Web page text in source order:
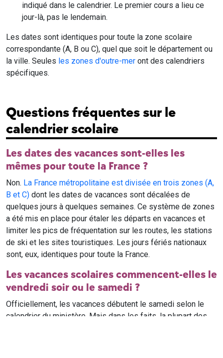
indiqué dans le calendrier. Le premier cours a lieu ce
jour-là, pas le lendemain.
Les dates sont identiques pour toute la zone scolaire
correspondante (A, B ou C), quel que soit le département ou
la ville. Seules les zones d'outre-mer ont des calendriers
spécifiques.
Questions fréquentes sur le
calendrier scolaire
Les dates des vacances sont-elles les
mêmes pour toute la France ?
Non. La France métropolitaine est divisée en trois zones (A,
B et C) dont les dates de vacances sont décalées de
quelques jours à quelques semaines. Ce système de zones
a été mis en place pour étaler les départs en vacances et
limiter les pics de fréquentation sur les routes, les stations
de ski et les sites touristiques. Les jours fériés nationaux
sont, eux, identiques pour toute la France.
Les vacances scolaires commencent-elles le
vendredi soir ou le samedi ?
Officiellement, les vacances débutent le samedi selon le
calendrier du ministère. Mais dans les faits, la plupart des